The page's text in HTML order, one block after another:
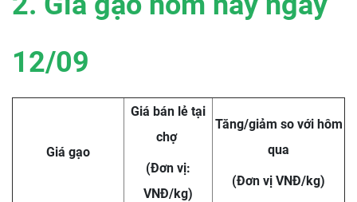
12/09
Giá gạo
Giá bán lẻ tại
chợ
(Đơn vị:
VNĐ/kg)
Tăng/giảm so với hôm
qua
(Đơn vị VNĐ/kg)